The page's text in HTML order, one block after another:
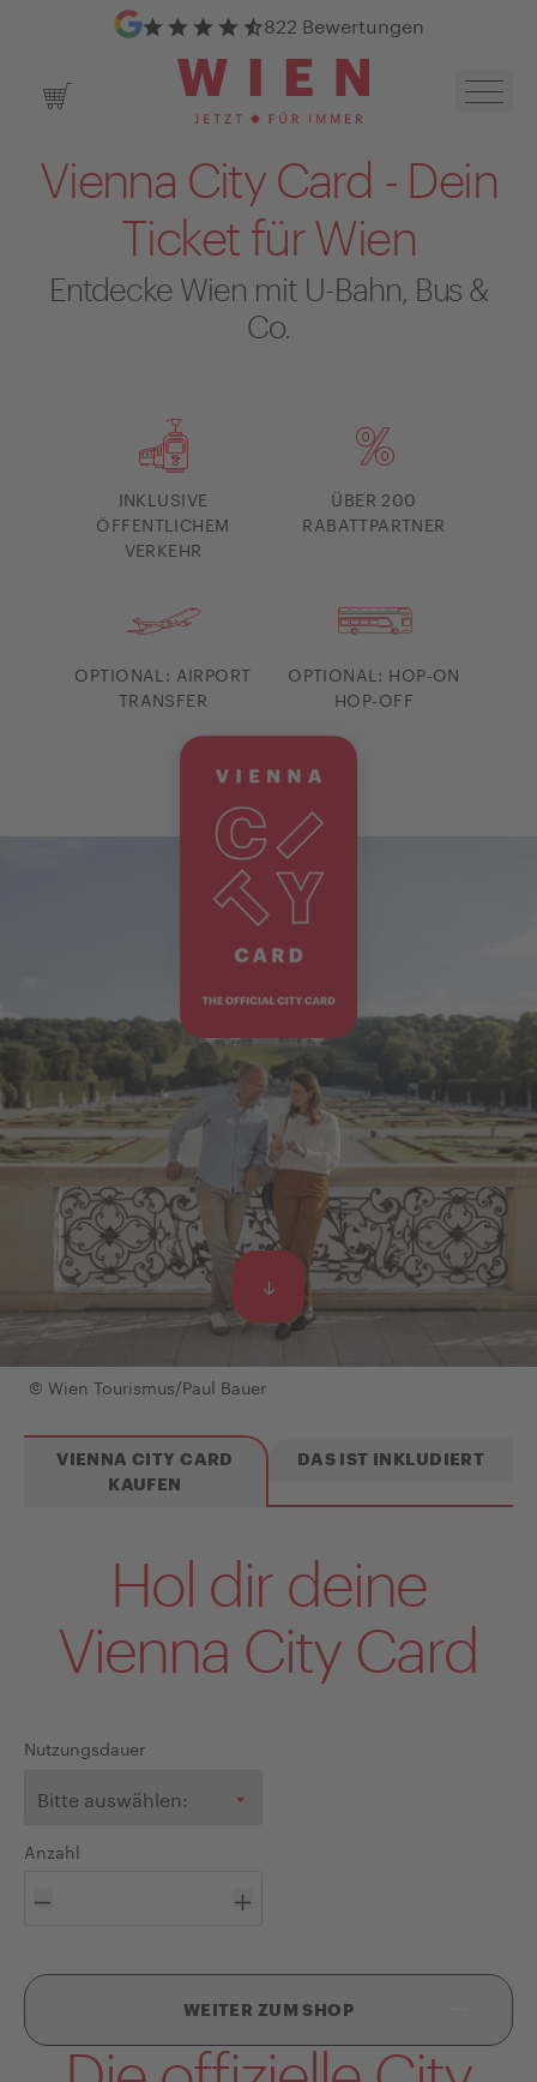
Google Bewertungen
822 Bewertungen
Warenkorb
Vienna City Card - Dein
Ticket für Wien
Entdecke Wien mit U-Bahn, Bus &
Co.
INKLUSIVE
ÖFFENTLICHEM
VERKEHR
ÜBER 200
RABATTPARTNER
OPTIONAL: AIRPORT
TRANSFER
OPTIONAL: HOP-ON
HOP-OFF
© Wien Tourismus/Paul Bauer
VIENNA CITY CARD
KAUFEN
DAS IST INKLUDIERT
Hol dir deine
Vienna City Card
Nutzungsdauer
Lege Details zu dieser Karte fest
Anzahl
WEITER ZUM SHOP